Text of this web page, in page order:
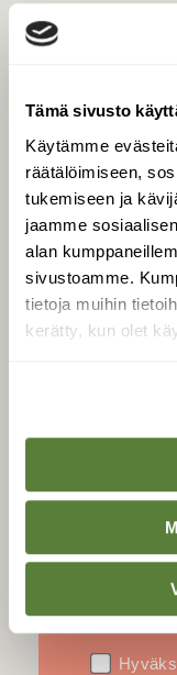
Tämä sivusto
Käytämme
räätälöimiseen,
tukemiseen ja
jaamme
alan
sivustoamme.
tietoja muihin
kerätty, kun olet